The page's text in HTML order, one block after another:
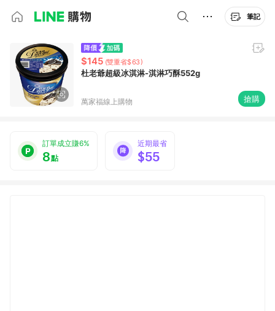
筆記
$145 (雙重省$63)
杜老爺超級冰淇淋-淇淋巧酥552g
萬家福線上購物 搶購
訂單成立賺6%
8點
近期最省
$55